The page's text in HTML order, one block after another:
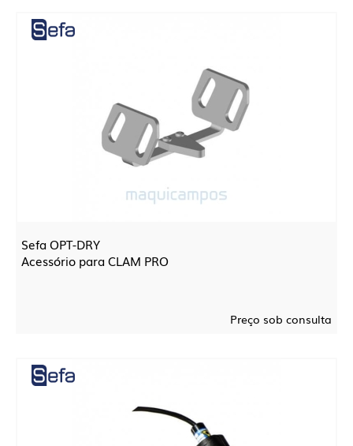
Sefa OPT-DRY
Acessório para CLAM PRO
Preço sob consulta